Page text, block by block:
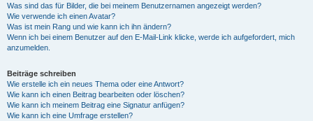
Was sind das für Bilder, die bei meinem Benutzernamen angezeigt werden?
Wie verwende ich einen Avatar?
Was ist mein Rang und wie kann ich ihn ändern?
Wenn ich bei einem Benutzer auf den E-Mail-Link klicke, werde ich aufgefordert, mich
anzumelden.
Beiträge schreiben
Wie erstelle ich ein neues Thema oder eine Antwort?
Wie kann ich einen Beitrag bearbeiten oder löschen?
Wie kann ich meinem Beitrag eine Signatur anfügen?
Wie kann ich eine Umfrage erstellen?